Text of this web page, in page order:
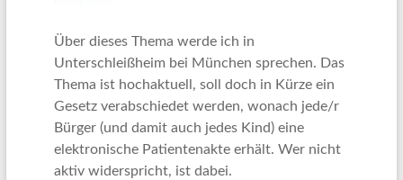
Über dieses Thema werde ich in
Unterschleißheim bei München sprechen. Das
Thema ist hochaktuell, soll doch in Kürze ein
Gesetz verabschiedet werden, wonach jede/r
Bürger (und damit auch jedes Kind) eine
elektronische Patientenakte erhält. Wer nicht
aktiv widerspricht, ist dabei.